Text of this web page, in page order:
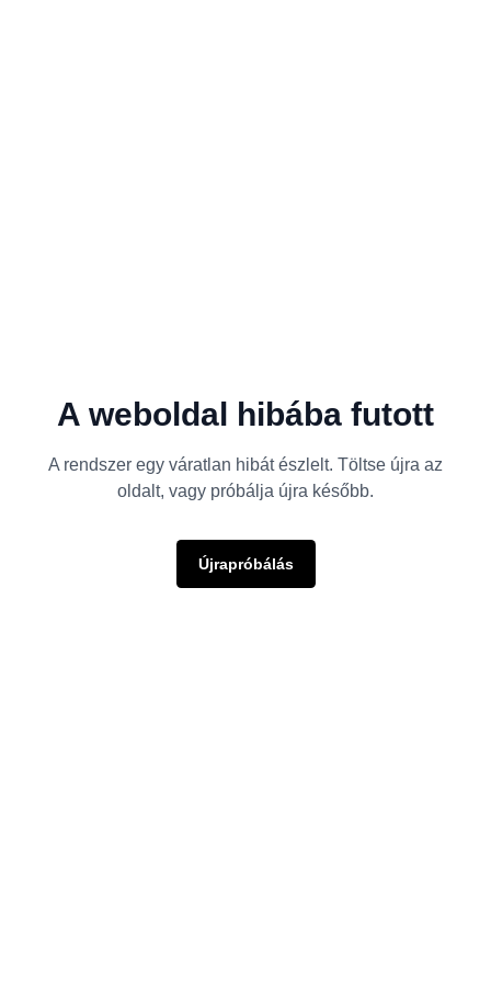
A weboldal hibába futott
A rendszer egy váratlan hibát észlelt. Töltse újra az
oldalt, vagy próbálja újra később.
Újrapróbálás